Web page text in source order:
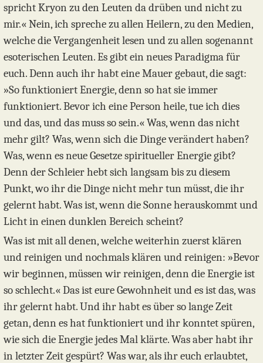
spricht Kryon zu den Leuten da drüben und nicht zu
mir.« Nein, ich spreche zu allen Heilern, zu den Medien,
welche die Vergangenheit lesen und zu allen sogenannt
esoterischen Leuten. Es gibt ein neues Paradigma für
euch. Denn auch ihr habt eine Mauer gebaut, die sagt:
»So funktioniert Energie, denn so hat sie immer
funktioniert. Bevor ich eine Person heile, tue ich dies
und das, und das muss so sein.« Was, wenn das nicht
mehr gilt? Was, wenn sich die Dinge verändert haben?
Was, wenn es neue Gesetze spiritueller Energie gibt?
Denn der Schleier hebt sich langsam bis zu diesem
Punkt, wo ihr die Dinge nicht mehr tun müsst, die ihr
gelernt habt. Was ist, wenn die Sonne herauskommt und
Licht in einen dunklen Bereich scheint?
Was ist mit all denen, welche weiterhin zuerst klären
und reinigen und nochmals klären und reinigen: »Bevor
wir beginnen, müssen wir reinigen, denn die Energie ist
so schlecht.« Das ist eure Gewohnheit und es ist das, was
ihr gelernt habt. Und ihr habt es über so lange Zeit
getan, denn es hat funktioniert und ihr konntet spüren,
wie sich die Energie jedes Mal klärte. Was aber habt ihr
in letzter Zeit gespürt? Was war, als ihr euch erlaubtet,